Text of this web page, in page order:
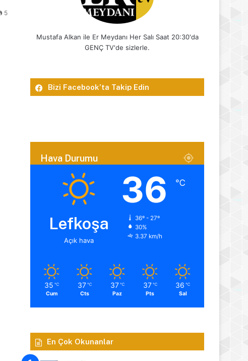
5
Mustafa Alkan ile Er Meydanı Her Salı Saat 20:30'da
GENÇ TV'de sizlerle.
Bizi Facebook’ta Takip Edin
Hava Durumu
Lefkoşa
Açık hava
36 ℃
36º - 27º
30%
3.37 km/h
35 ℃
Cum
37 ℃
Cts
37 ℃
Paz
37 ℃
Pts
36 ℃
Sal
En Çok Okunanlar